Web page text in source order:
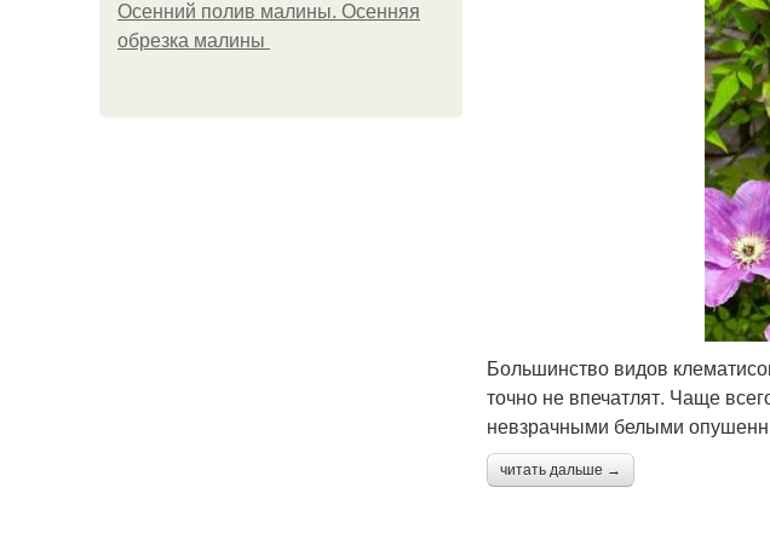
Осенний полив малины. Осенняя
обрезка малины
Большинство видов
точно не впечатлят. Чаще
невзрачными белыми
читать дальше →